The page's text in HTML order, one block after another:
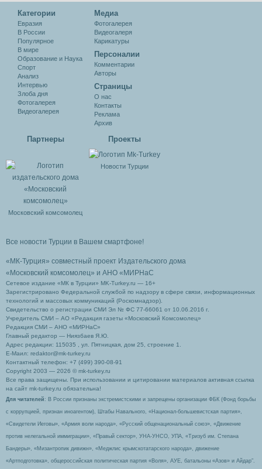
Категории
Евразия
В России
Популярное
В мире
Образование и Наука
Спорт
Анализ
Интервью
Злоба дня
Фотогалерея
Видеогалерея
Медиа
Фотогалерея
Видеогалеря
Карикатуры
Персоналии
Комментарии
Авторы
Cтраницы
О нас
Контакты
Реклама
Архив
Партнеры
Московский комсомолец
Проекты
Новости Турции
Все новости Турции в Вашем смартфоне!
«МК-Турция» совместный проект Издательского дома
«Московский комсомолец» и АНО «МИРНаС
Сетевое издание «МК в Турции» MK-Turkey.ru — 16+
Зарегистрировано Федеральной службой по надзору в сфере связи, информационных
технологий и массовых коммуникаций (Роскомнадзор).
Свидетельство о регистрации СМИ Эл № ФС 77-66061 от 10.06.2016 г.
Учредитель СМИ – АО «Редакция газеты «Московский Комсомолец»
Редакция СМИ – АНО «МИРНаС»
Главный редактор — Ниязбаев Я.Ю.
Адрес редакции: 115035 , ул. Пятницкая, дом 25, строение 1.
Е-Маил: redaktor@mk-turkey.ru
Контактный телефон: +7 (499) 390-08-91
Copyright 2003 — 2026 © mk-turkey.ru
Все права защищены. При использовании и цитировании материалов активная ссылка
на сайт mk-turkey.ru обязательна!
Для читателей : В России признаны экстремистскими и запрещены организации ФБК (Фонд борьбы
с коррупцией, признан иноагентом), Штабы Навального, «Национал-большевистская партия»,
«Свидетели Иеговы», «Армия воли народа», «Русский общенациональный союз», «Движение
против нелегальной иммиграции», «Правый сектор», УНА-УНСО, УПА, «Тризуб им. Степана
Бандеры», «Мизантропик дивижн», «Меджлис крымскотатарского народа», движение
«Артподготовка», общероссийская политическая партия «Воля», АУЕ, батальоны «Азов» и Айдар″.